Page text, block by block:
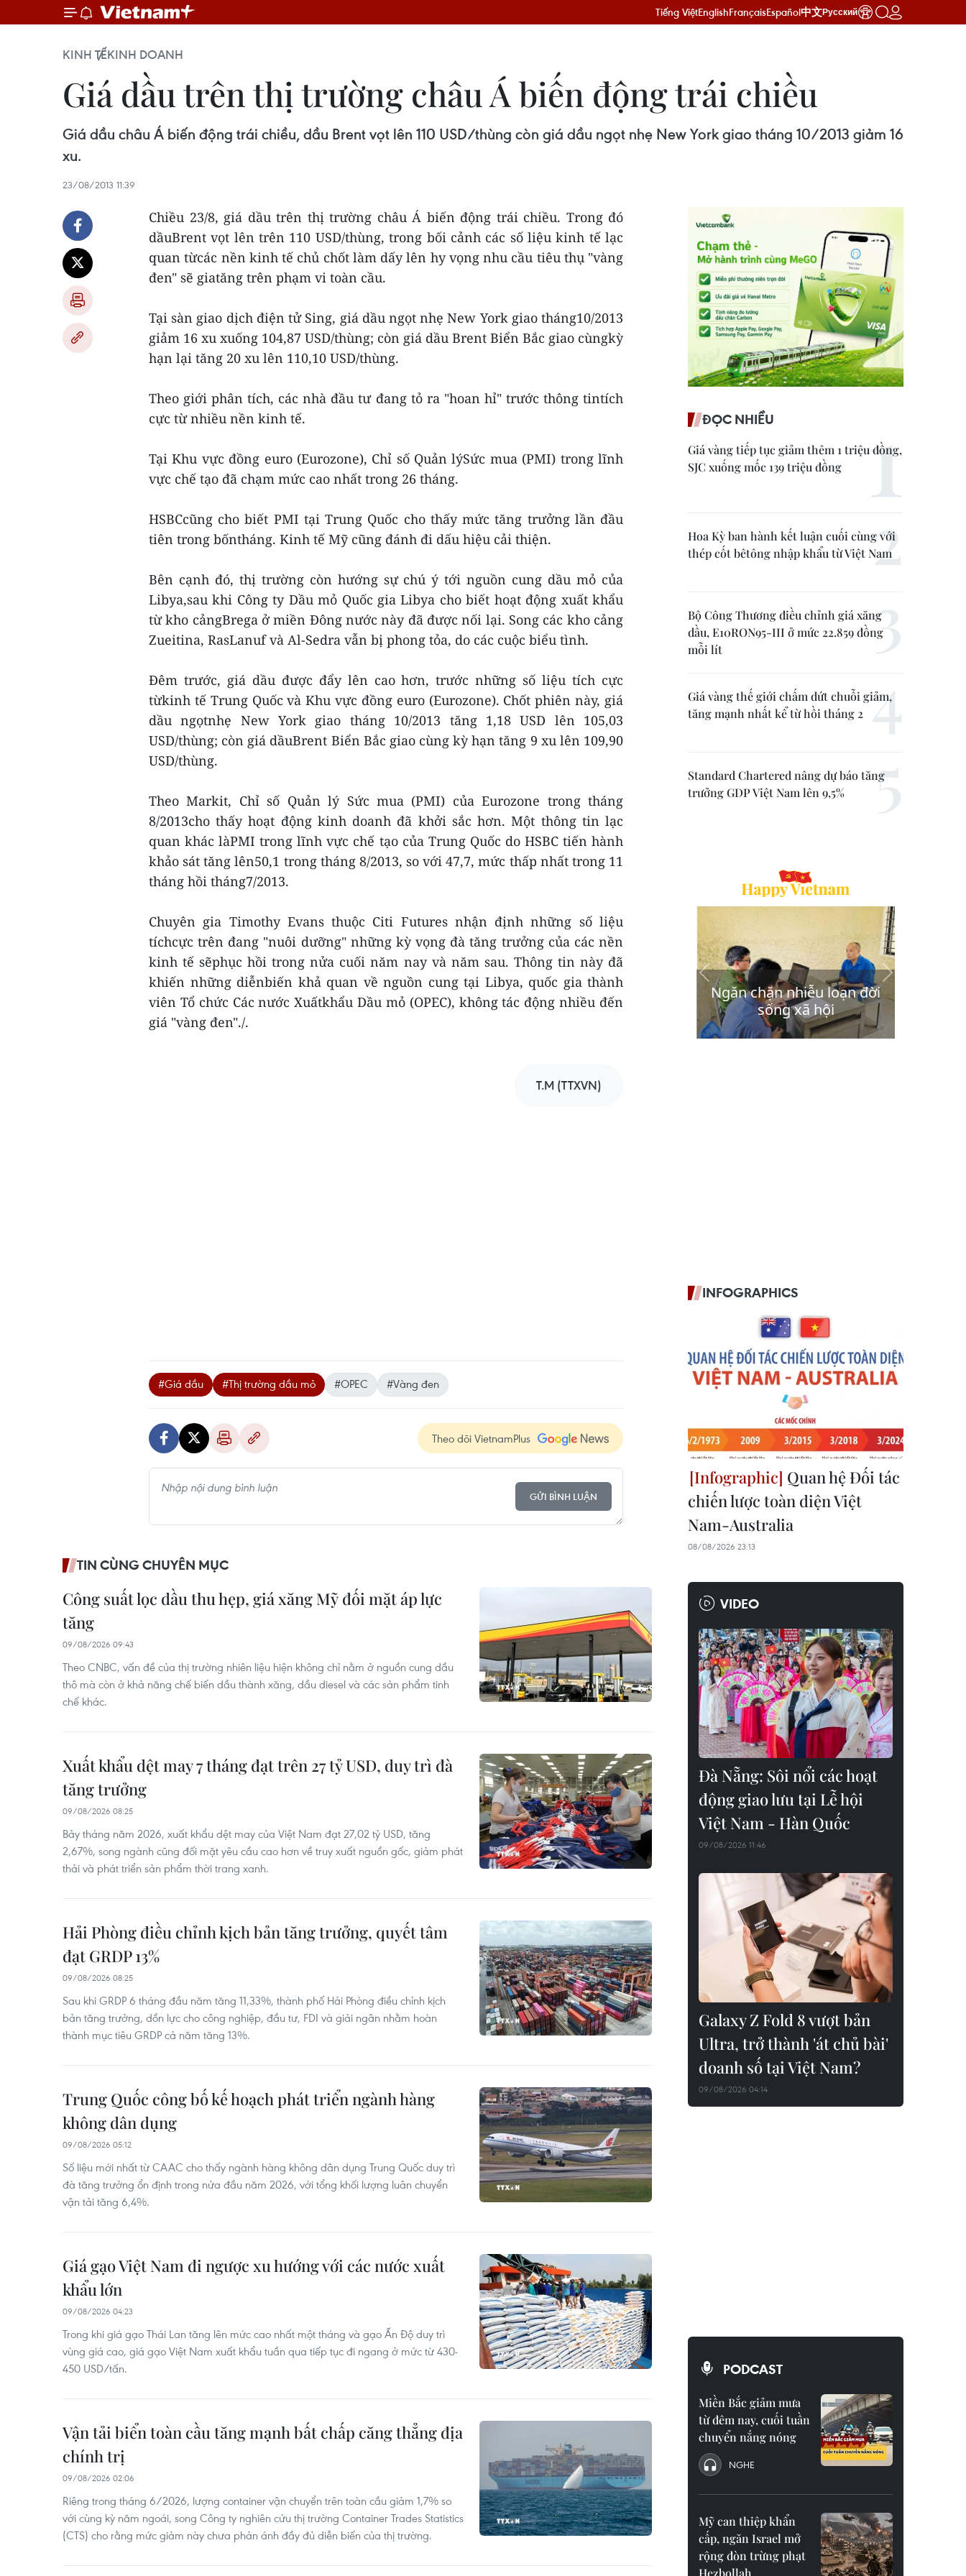
Tiếng ViệtEnglishFrançaisEspañol中文Русский
KINH TẾKINH DOANH
Giá dầu trên thị trường châu Á biến động trái chiều
Giá dầu châu Á biến động trái chiều, dầu Brent vọt lên 110 USD/thùng còn giá dầu ngọt nhẹ New York giao tháng 10/2013 giảm 16
xu.
23/08/2013 11:39
Chiều 23/8, giá dầu trên thị trường châu Á biến động trái chiều. Trong đó
dầuBrent vọt lên trên 110 USD/thùng, trong bối cảnh các số liệu kinh tế lạc
quan từcác nền kinh tế chủ chốt làm dấy lên hy vọng nhu cầu tiêu thụ "vàng
đen" sẽ giatăng trên phạm vi toàn cầu.
Tại sàn giao dịch điện tử Sing, giá dầu ngọt nhẹ New York giao tháng10/2013
giảm 16 xu xuống 104,87 USD/thùng; còn giá dầu Brent Biển Bắc giao cùngkỳ
hạn lại tăng 20 xu lên 110,10 USD/thùng.
Theo giới phân tích, các nhà đầu tư đang tỏ ra "hoan hỉ" trước thông tintích
cực từ nhiều nền kinh tế.
Tại Khu vực đồng euro (Eurozone), Chỉ số Quản lýSức mua (PMI) trong lĩnh
vực chế tạo đã chạm mức cao nhất trong 26 tháng.
HSBCcũng cho biết PMI tại Trung Quốc cho thấy mức tăng trưởng lần đầu
tiên trong bốntháng. Kinh tế Mỹ cũng đánh đi dấu hiệu cải thiện.
Bên cạnh đó, thị trường còn hướng sự chú ý tới nguồn cung dầu mỏ của
Libya,sau khi Công ty Dầu mỏ Quốc gia Libya cho biết hoạt động xuất khẩu
từ kho cảngBrega ở miền Đông nước này đã được nối lại. Song các kho cảng
Zueitina, RasLanuf và Al-Sedra vẫn bị phong tỏa, do các cuộc biểu tình.
Đêm trước, giá dầu được đẩy lên cao hơn, trước những số liệu tích cực
từkinh tế Trung Quốc và Khu vực đồng euro (Eurozone). Chốt phiên này, giá
dầu ngọtnhẹ New York giao tháng 10/2013 tăng 1,18 USD lên 105,03
USD/thùng; còn giá dầuBrent Biển Bắc giao cùng kỳ hạn tăng 9 xu lên 109,90
USD/thùng.
Theo Markit, Chỉ số Quản lý Sức mua (PMI) của Eurozone trong tháng
8/2013cho thấy hoạt động kinh doanh đã khởi sắc hơn. Một thông tin lạc
quan khác làPMI trong lĩnh vực chế tạo của Trung Quốc do HSBC tiến hành
khảo sát tăng lên50,1 trong tháng 8/2013, so với 47,7, mức thấp nhất trong 11
tháng hồi tháng7/2013.
Chuyên gia Timothy Evans thuộc Citi Futures nhận định những số liệu
tíchcực trên đang "nuôi dưỡng" những kỳ vọng đà tăng trưởng của các nền
kinh tế sẽphục hồi trong nửa cuối năm nay và năm sau. Thông tin này đã
khiến những diễnbiến khả quan về nguồn cung tại Libya, quốc gia thành
viên Tổ chức Các nước Xuấtkhẩu Dầu mỏ (OPEC), không tác động nhiều đến
giá "vàng đen"./.
T.M (TTXVN)
#Giá dầu #Thị trường dầu mỏ #OPEC #Vàng đen
Theo dõi VietnamPlus
GỬI BÌNH LUẬN
TIN CÙNG CHUYÊN MỤC
Công suất lọc dầu thu hẹp, giá xăng Mỹ đối mặt áp lực
tăng
09/08/2026 09:43
Theo CNBC, vấn đề của thị trường nhiên liệu hiện không chỉ nằm ở nguồn cung dầu
thô mà còn ở khả năng chế biến dầu thành xăng, dầu diesel và các sản phẩm tinh
chế khác.
Xuất khẩu dệt may 7 tháng đạt trên 27 tỷ USD, duy trì đà
tăng trưởng
09/08/2026 08:25
Bảy tháng năm 2026, xuất khẩu dệt may của Việt Nam đạt 27,02 tỷ USD, tăng
2,67%, song ngành cũng đối mặt yêu cầu cao hơn về truy xuất nguồn gốc, giảm phát
thải và phát triển sản phẩm thời trang xanh.
Hải Phòng điều chỉnh kịch bản tăng trưởng, quyết tâm
đạt GRDP 13%
09/08/2026 08:25
Sau khi GRDP 6 tháng đầu năm tăng 11,33%, thành phố Hải Phòng điều chỉnh kịch
bản tăng trưởng, dồn lực cho công nghiệp, đầu tư, FDI và giải ngân nhằm hoàn
thành mục tiêu GRDP cả năm tăng 13%.
Trung Quốc công bố kế hoạch phát triển ngành hàng
không dân dụng
09/08/2026 05:12
Số liệu mới nhất từ CAAC cho thấy ngành hàng không dân dụng Trung Quốc duy trì
đà tăng trưởng ổn định trong nửa đầu năm 2026, với tổng khối lượng luân chuyển
vận tải tăng 6,4%.
Giá gạo Việt Nam đi ngược xu hướng với các nước xuất
khẩu lớn
09/08/2026 04:23
Trong khi giá gạo Thái Lan tăng lên mức cao nhất một tháng và gạo Ấn Độ duy trì
vùng giá cao, giá gạo Việt Nam xuất khẩu tuần qua tiếp tục đi ngang ở mức từ 430-
450 USD/tấn.
Vận tải biển toàn cầu tăng mạnh bất chấp căng thẳng địa
chính trị
09/08/2026 02:06
Riêng trong tháng 6/2026, lượng container vận chuyển trên toàn cầu giảm 1,7% so
với cùng kỳ năm ngoái, song Công ty nghiên cứu thị trường Container Trades Statistics
(CTS) cho rằng mức giảm này chưa phản ánh đầy đủ diễn biến của thị trường.
ĐỌC NHIỀU
Giá vàng tiếp tục giảm thêm 1 triệu đồng,
SJC xuống mốc 139 triệu đồng
Hoa Kỳ ban hành kết luận cuối cùng với
thép cốt bêtông nhập khẩu từ Việt Nam
Bộ Công Thương điều chỉnh giá xăng
dầu, E10RON95-III ở mức 22.859 đồng
mỗi lít
Giá vàng thế giới chấm dứt chuỗi giảm,
tăng mạnh nhất kể từ hồi tháng 2
Standard Chartered nâng dự báo tăng
trưởng GDP Việt Nam lên 9,5%
INFOGRAPHICS
Quan hệ Đối tác
chiến lược toàn diện Việt
Nam-Australia
08/08/2026 23:13
VIDEO
Đà Nẵng: Sôi nổi các hoạt
động giao lưu tại Lễ hội
Việt Nam - Hàn Quốc
09/08/2026 11:46
Galaxy Z Fold 8 vượt bản
Ultra, trở thành 'át chủ bài'
doanh số tại Việt Nam?
09/08/2026 04:14
PODCAST
Miền Bắc giảm mưa
từ đêm nay, cuối tuần
chuyển nắng nóng
NGHE
Mỹ can thiệp khẩn
cấp, ngăn Israel mở
rộng đòn trừng phạt
Hezbollah